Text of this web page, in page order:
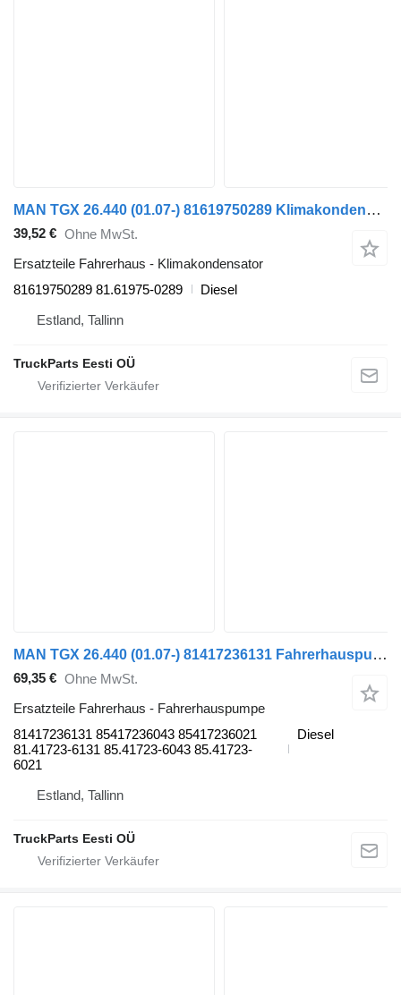
MAN TGX 26.440 (01.07-) 81619750289 Klimakondensator für MAN TGL, TGM, TGS, TGX (2005-2021) Sattelzugmaschine
39,52 € Ohne MwSt.
Ersatzteile Fahrerhaus - Klimakondensator
81619750289 81.61975-0289
Diesel
Estland, Tallinn
TruckParts Eesti OÜ
MAN TGX 26.440 (01.07-) 81417236131 Fahrerhauspumpe für MAN TGL, TGM, TGS, TGX (2005-2021) Sattelzugmaschine
69,35 € Ohne MwSt.
Ersatzteile Fahrerhaus - Fahrerhauspumpe
81417236131 85417236043 85417236021
81.41723-6131 85.41723-6043 85.41723-
6021
Diesel
Estland, Tallinn
TruckParts Eesti OÜ